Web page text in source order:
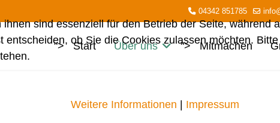
04342 851785
"> Start Über uns "> Mitmachen
sind essenziell für den Betrieb der Seite, während
ob Sie die Cookies zulassen möchten.
Weitere Informationen Impressum